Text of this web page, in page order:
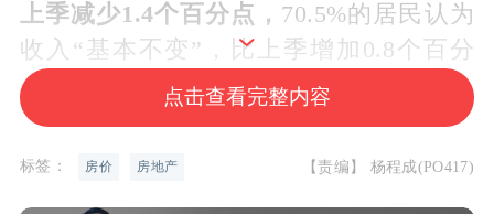
上季减少1.4个百分点， 70.5%的居民认为
收入“基本不变”，比上季增加0.8个百分
点，15.1%的居民认为收入“减少”， 比上
季增加0.6个百分点。收入信心指数为48.
5%，比上季下降1.4个百分点。
点击查看完整内容
标签： 房价 房地产 【责编】 杨程成(PO417)